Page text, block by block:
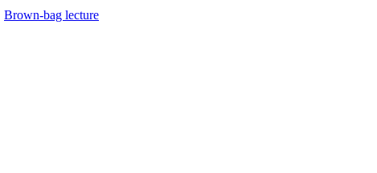
Brown-bag lecture